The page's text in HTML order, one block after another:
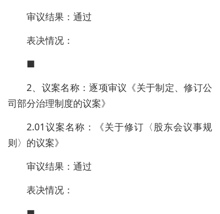
审议结果：通过
表决情况：
■
2、议案名称：逐项审议《关于制定、修订公
司部分治理制度的议案》
2.01议案名称：《关于修订〈股东会议事规
则〉的议案》
审议结果：通过
表决情况：